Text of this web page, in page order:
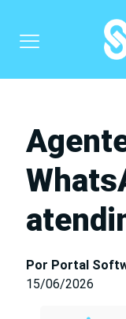
Por Portal
15/06/2026